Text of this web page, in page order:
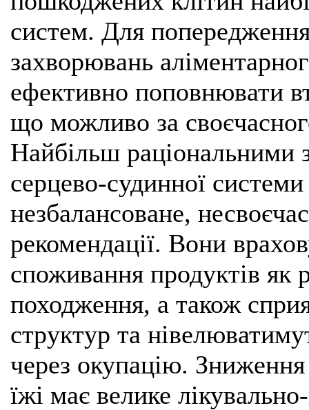
систем. Для
захворювань
ефективно поповнювати
що можливо за
Найбільш раціональними
серцево-судинної системи
незбалансоване,
рекомендації. Вони
споживання продуктів як
походження, а також
структур та
через окупацію.
їжі має велике